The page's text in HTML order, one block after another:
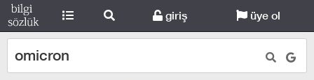
giriş üye ol
omicron